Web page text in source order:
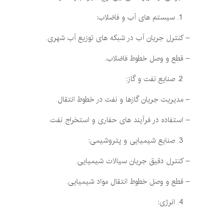
سیستم ‌های آب و فاضلاب:
– کنترل جریان آب در شبکه ‌های توزیع آب شهری.
– قطع و وصل خطوط فاضلاب.
صنایع نفت و گاز:
– مدیریت جریان گازها و نفت در خطوط انتقال.
– استفاده در فرآیند های حفاری و استخراج نفت.
صنایع شیمیایی و پتروشیمی:
– کنترل دقیق جریان سیالات شیمیایی.
– قطع و وصل خطوط انتقال مواد شیمیایی.
انرژی: